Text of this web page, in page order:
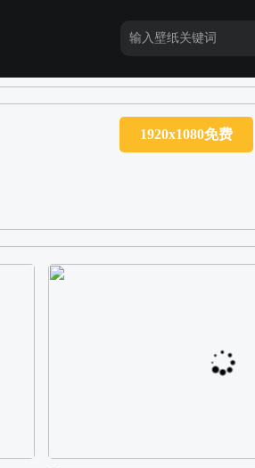
1920x1080免费